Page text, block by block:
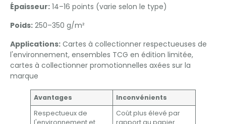
Épaisseur: 14–16 points (varie selon le type)
Poids: 250–350 g/m²
Applications: Cartes à collectionner respectueuses de
l'environnement, ensembles TCG en édition limitée,
cartes à collectionner promotionnelles axées sur la
marque
Avantages
Inconvénients
Respectueux de
Coût plus élevé par